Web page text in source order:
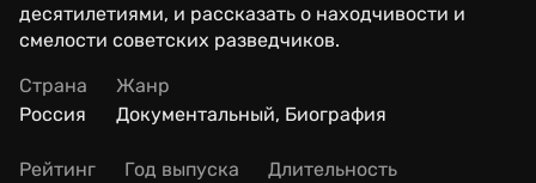
десятилетиями, и рассказать о находчивости и
смелости советских разведчиков.
Страна
Россия
Жанр
Документальный, Биография
Рейтинг
Год выпуска
Длительность